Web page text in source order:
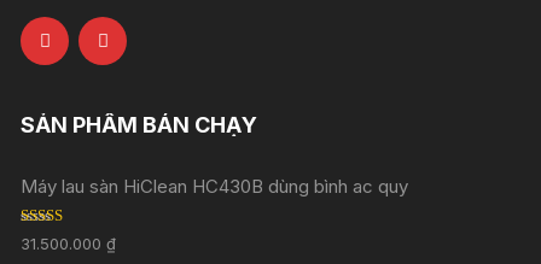
SẢN PHẨM BÁN CHẠY
Máy lau sàn HiClean HC430B dùng bình ac quy
Rated5.00
out of 5
31.500.000₫